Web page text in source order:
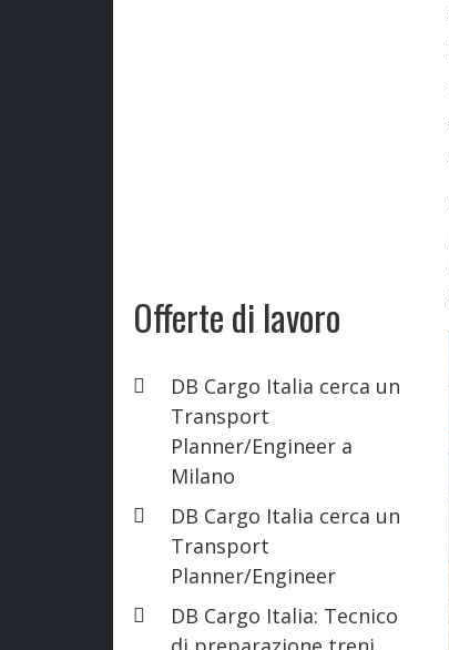
Offerte di lavoro
DB Cargo Italia cerca un
Transport
Planner/Engineer a
Milano
DB Cargo Italia cerca un
Transport
Planner/Engineer
DB Cargo Italia: Tecnico